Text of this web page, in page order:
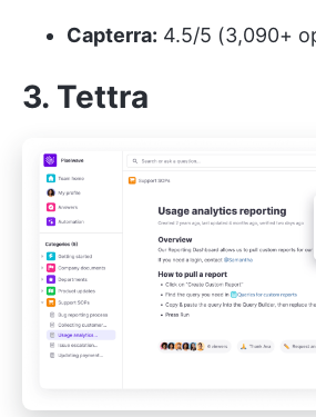
Capterra: 4.5/5 (3,090+
3. Tettra